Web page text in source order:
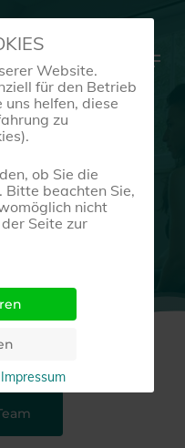
Menu
Kurse
Website.
für den Betrieb
helfen, diese
zu
ob Sie die
Bitte beachten Sie,
nicht
Seite zur
Impressum